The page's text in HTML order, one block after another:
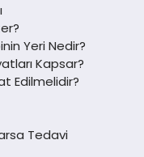
Yeri Nedir?
Kapsar?
Edilmelidir?
Tedavi